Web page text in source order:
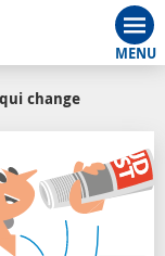
le moteur de
change